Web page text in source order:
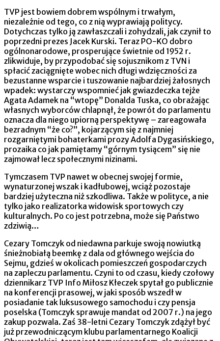
TVP jest bowiem dobrem wspólnym i trwałym,
niezależnie od tego, co z nią wyprawiają politycy.
Dotychczas tylko ją zawłaszczali i zohydzali, jak czynił to
poprzedni prezes Jacek Kurski. Teraz PO-KO dobro
ogólnonarodowe, prosperujące świetnie od 1952 r.
zlikwiduje, by przypodobać się sojusznikom z TVN i
spłacić zaciągnięte wobec nich długi wdzięczności za
bezustanne wsparcie i tuszowanie najbardziej żałosnych
wpadek: wystarczy wspomnieć jak gwiazdeczka tejże
Agata Adamek na “wtopę” Donalda Tuska, co obrażając
własnych wyborców chlapnął, że powrót do parlamentu
oznacza dla niego upiorną perspektywę – zareagowała
bezradnym “że co?”, kojarzącym się z najmniej
rozgarniętymi bohaterkami prozy Adolfa Dygasińskiego,
prozaika co jak pamiętamy “górnym tysiącem” się nie
zajmował lecz społecznymi nizinami.
Tymczasem TVP nawet w obecnej swojej formie,
wynaturzonej wszak i kadłubowej, wciąż pozostaje
bardziej użyteczna niż szkodliwa. Także w polityce, a nie
tylko jako realizatorka widowisk sportowych czy
kulturalnych. Po co jest potrzebna, może się Państwo
zdziwią…
Cezary Tomczyk od niedawna parkuje swoją nowiutką
śnieżnobiałą beemkę z dala od głównego wejścia do
Sejmu, gdzieś w okolicach pomieszczeń gospodarczych
na zapleczu parlamentu. Czyni to od czasu, kiedy czołowy
dziennikarz TVP Info Miłosz Kłeczek spytał go publicznie
na konferencji prasowej, w jaki sposób wszedł w
posiadanie tak luksusowego samochodu i czy pensja
poselska (Tomczyk sprawuje mandat od 2007 r.) na jego
zakup pozwala. Zaś 38-letni Cezary Tomczyk zdążył być
już przewodniczącym klubu parlamentarnego Koalicji